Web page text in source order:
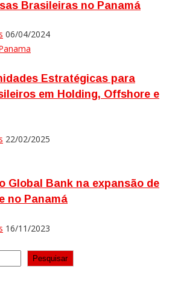
Brasileiras no Panamá
06/04/2024
Estratégicas para
em Holding, Offshore e
22/02/2025
Global Bank na expansão de
no Panamá
16/11/2023
Pesquisar